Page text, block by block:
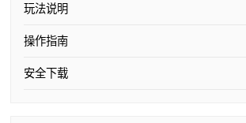
玩法说明
操作指南
安全下载